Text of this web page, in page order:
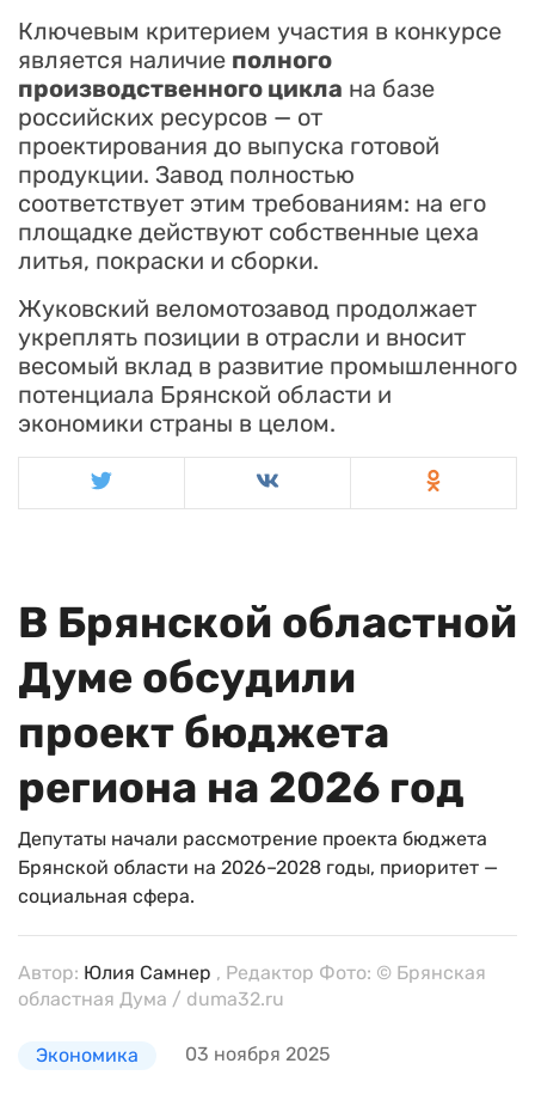
Ключевым критерием участия в конкурсе
является наличие полного
производственного цикла на базе
российских ресурсов — от
проектирования до выпуска готовой
продукции. Завод полностью
соответствует этим требованиям: на его
площадке действуют собственные цеха
литья, покраски и сборки.
Жуковский веломотозавод продолжает
укреплять позиции в отрасли и вносит
весомый вклад в развитие промышленного
потенциала Брянской области и
экономики страны в целом.
В Брянской областной
Думе обсудили
проект бюджета
региона на 2026 год
Депутаты начали рассмотрение проекта бюджета
Брянской области на 2026–2028 годы, приоритет —
социальная сфера.
Автор: Юлия Самнер , Редактор Фото: © Брянская
областная Дума / duma32.ru
Экономика 03 ноября 2025